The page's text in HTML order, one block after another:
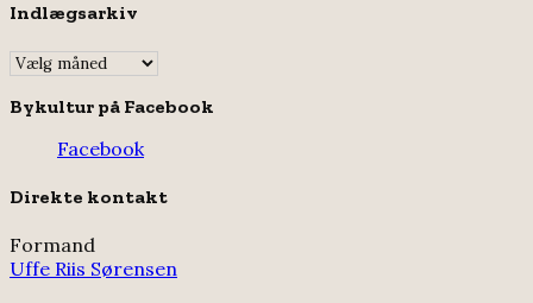
Indlægsarkiv
Indlægsarkiv
Bykultur på Facebook
Facebook
Direkte kontakt
Formand
Uffe Riis Sørensen